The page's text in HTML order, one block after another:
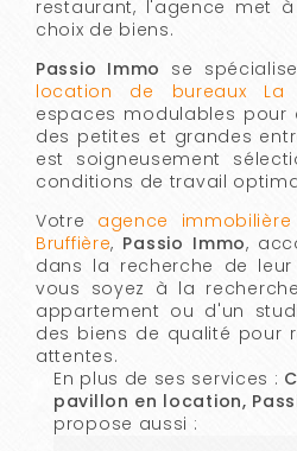
restaurant, l'agence met
choix de biens.
Passio Immo se
location de bureaux La
espaces modulables pour
des petites et grandes
est soigneusement
conditions de travail
Votre agence
Bruffière, Passio Immo,
dans la recherche de
vous soyez à la
appartement ou d'un
des biens de qualité pour
attentes.
En plus de ses services :
pavillon en location,
propose aussi :